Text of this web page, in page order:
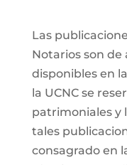
Las
Notarios son de
disponibles en
la UCNC se
patrimoniales y
tales
consagrado en